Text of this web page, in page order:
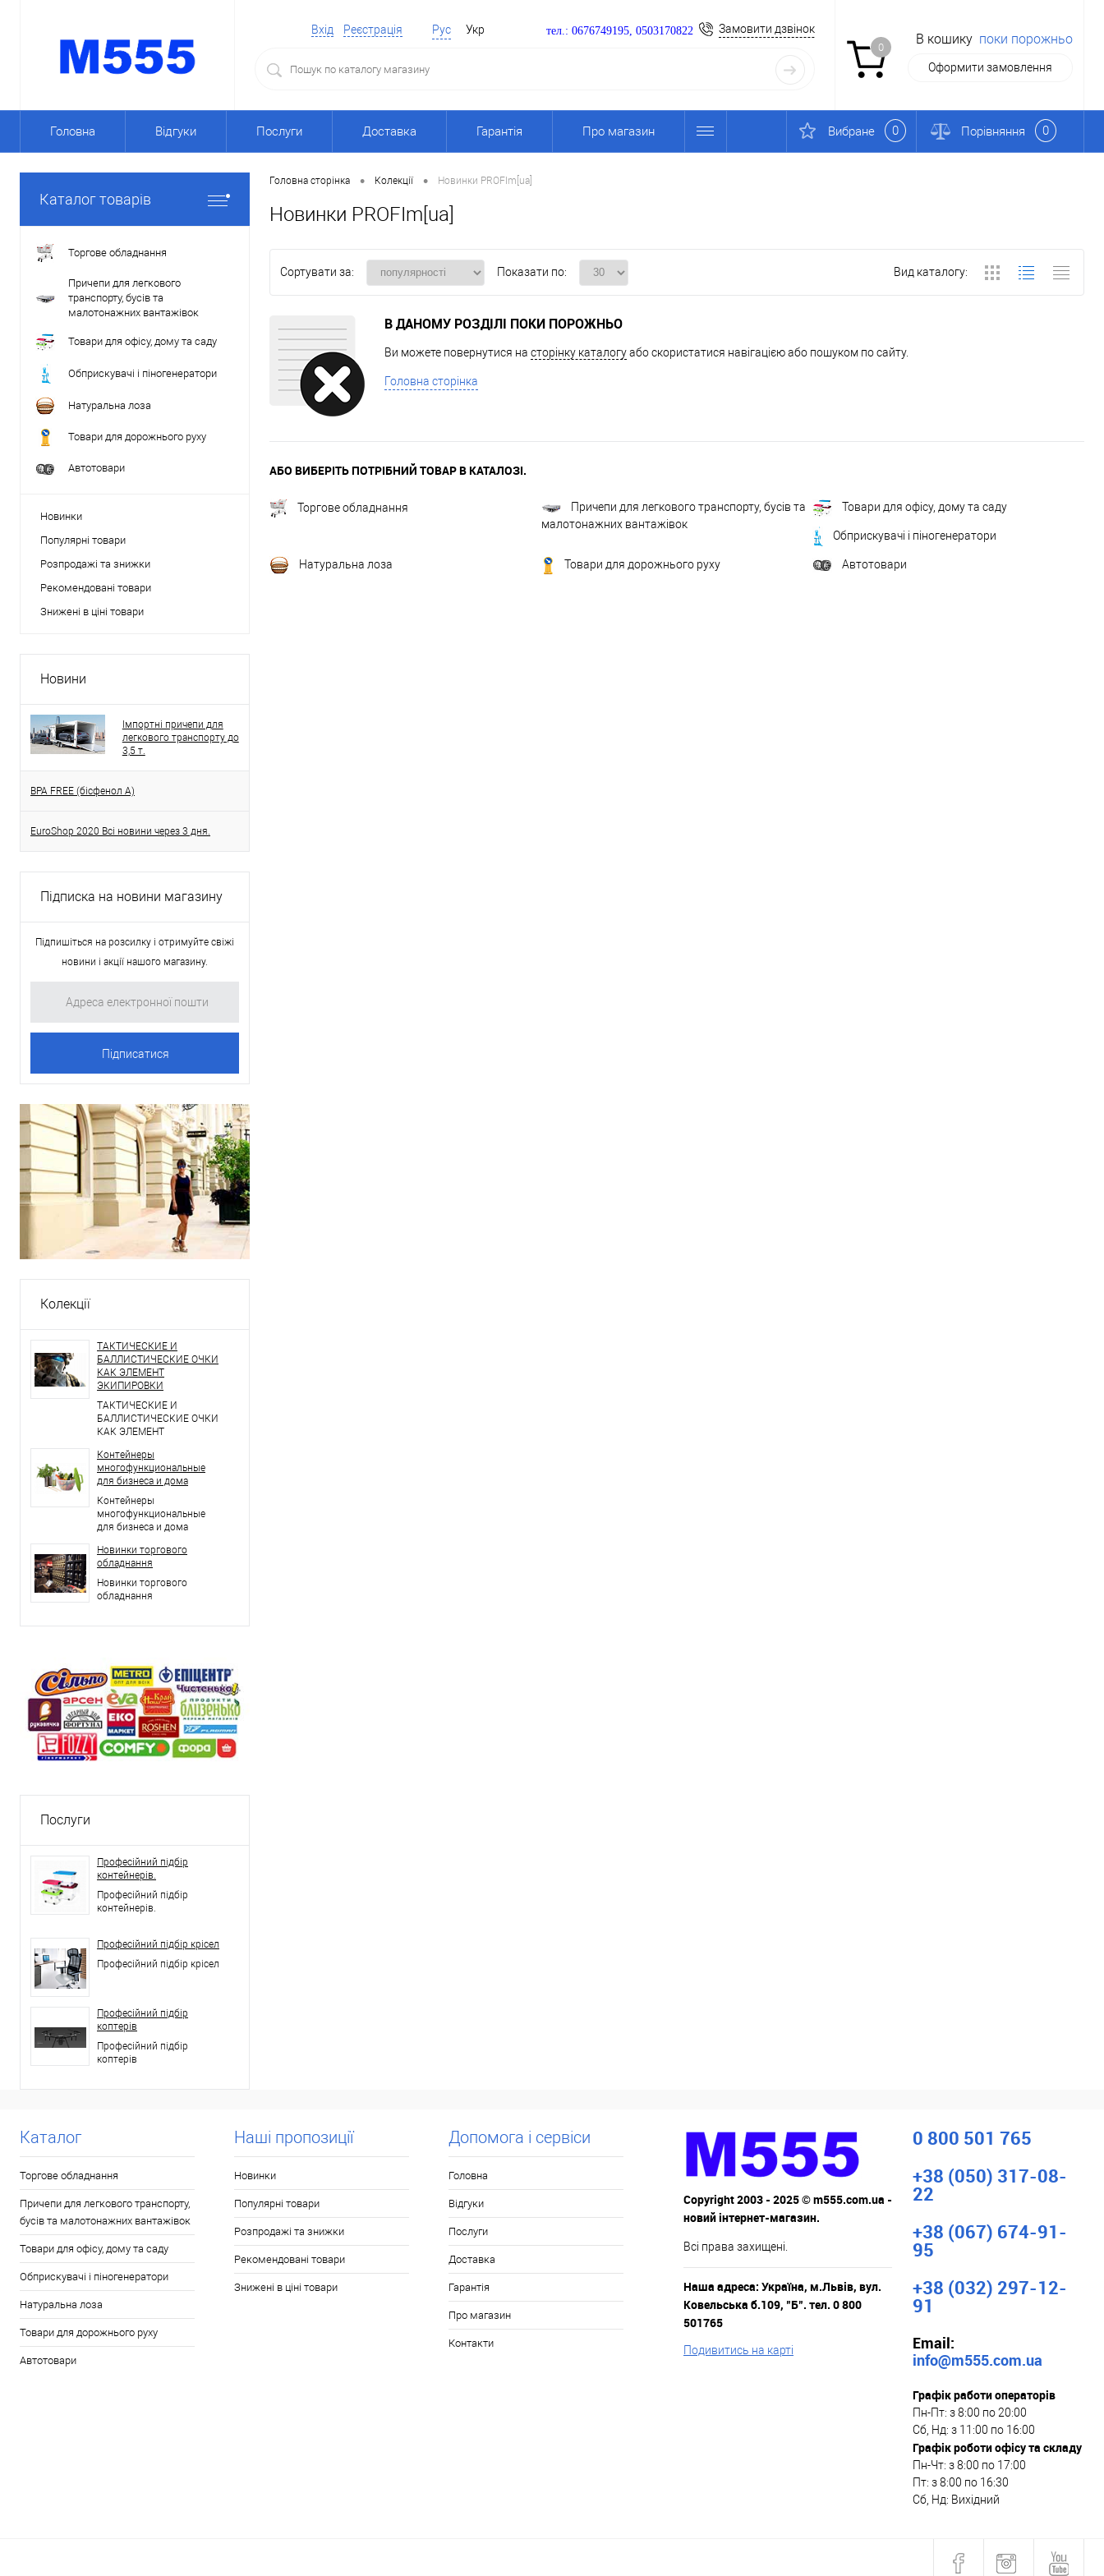
Вхід Реєстрація Рус Укр тел.: 0676749195, 0503170822 Замовити дзвінок
0
В кошику поки порожньо
Оформити замовлення
Головна Відгуки Послуги Доставка Гарантія Про магазин Вибране 0 Порівняння 0
Каталог товарів
Торгове обладнання
Причепи для легкового
транспорту, бусів та
малотонажних вантажівок
Товари для офісу, дому та саду
Обприскувачі і піногенератори
Натуральна лоза
Товари для дорожнього руху
Автотовари
Новинки
Популярні товари
Розпродажі та знижки
Рекомендовані товари
Знижені в ціні товари
Новини
Імпортні причепи для
легкового транспорту до
3,5 т.
BPA FREE (бісфенол A)
EuroShop 2020 Всі новини через 3 дня.
Підписка на новини магазину
Підпишіться на розсилку і отримуйте свіжі
новини і акції нашого магазину.
Колекції
ТАКТИЧЕСКИЕ И
БАЛЛИСТИЧЕСКИЕ ОЧКИ
КАК ЭЛЕМЕНТ
ЭКИПИРОВКИ
ТАКТИЧЕСКИЕ И
БАЛЛИСТИЧЕСКИЕ ОЧКИ
КАК ЭЛЕМЕНТ
Контейнеры
многофункциональные
для бизнеса и дома
Контейнеры
многофункциональные
для бизнеса и дома
Новинки торгового
обладнання
Новинки торгового
обладнання
Послуги
Професійний підбір
контейнерів.
Професійний підбір
контейнерів.
Професійний підбір крісел
Професійний підбір крісел
Професійний підбір
коптерів
Професійний підбір
коптерів
Головна сторінка • Колекції • Новинки PROFIm[ua]
Новинки PROFIm[ua]
Сортувати за: Показати по: Вид каталогу:
В ДАНОМУ РОЗДІЛІ ПОКИ ПОРОЖНЬО
Ви можете повернутися на сторінку каталогуабо скористатися навігацією або пошуком по сайту.
Головна сторінка
АБО ВИБЕРІТЬ ПОТРІБНИЙ ТОВАР В КАТАЛОЗІ.
Торгове обладнання
Причепи для легкового транспорту, бусів та
малотонажних вантажівок
Товари для офісу, дому та саду
Обприскувачі і піногенератори
Натуральна лоза Товари для дорожнього руху Автотовари
Каталог
Торгове обладнання
Причепи для легкового транспорту,
бусів та малотонажних вантажівок
Товари для офісу, дому та саду
Обприскувачі і піногенератори
Натуральна лоза
Товари для дорожнього руху
Автотовари
Наші пропозиції
Новинки
Популярні товари
Розпродажі та знижки
Рекомендовані товари
Знижені в ціні товари
Допомога і сервіси
Головна
Відгуки
Послуги
Доставка
Гарантія
Про магазин
Контакти
Copyright 2003 - 2025 © m555.com.ua -
новий інтернет-магазин.
Всі права захищені.
Наша адреса: Україна, м.Львів, вул.
Ковельська б.109, "Б". тел. 0 800
501765
Подивитись на карті
0 800 501 765
+38 (050) 317-08-
22
+38 (067) 674-91-
95
+38 (032) 297-12-
91
Email:
info@m555.com.ua
Графік работи операторів
Пн-Пт: з 8:00 по 20:00
Сб, Нд: з 11:00 по 16:00
Графік роботи офісу та складу
Пн-Чт: з 8:00 по 17:00
Пт: з 8:00 по 16:30
Сб, Нд: Вихідний